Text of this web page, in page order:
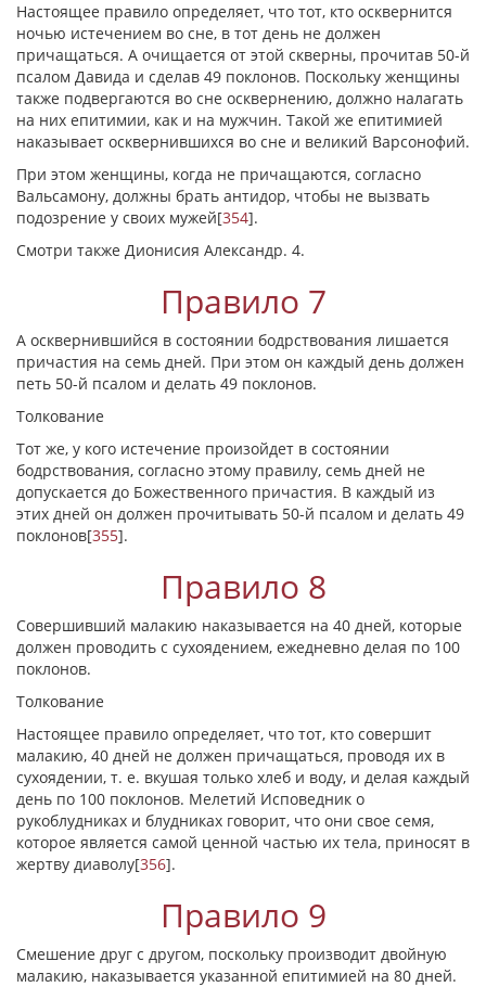
Настоящее правило определяет, что тот, кто осквернится
ночью истечением во сне, в тот день не должен
причащаться. А очищается от этой скверны, прочитав 50-й
псалом Давида и сделав 49 поклонов. Поскольку женщины
также подвергаются во сне осквернению, должно налагать
на них епитимии, как и на мужчин. Такой же епитимией
наказывает осквернившихся во сне и великий Варсонофий.
При этом женщины, когда не причащаются, согласно
Вальсамону, должны брать антидор, чтобы не вызвать
подозрение у своих мужей[354].
Смотри также Дионисия Александр. 4.
Правило 7
А осквернившийся в состоянии бодрствования лишается
причастия на семь дней. При этом он каждый день должен
петь 50-й псалом и делать 49 поклонов.
Толкование
Тот же, у кого истечение произойдет в состоянии
бодрствования, согласно этому правилу, семь дней не
допускается до Божественного причастия. В каждый из
этих дней он должен прочитывать 50-й псалом и делать 49
поклонов[355].
Правило 8
Совершивший малакию наказывается на 40 дней, которые
должен проводить с сухоядением, ежедневно делая по 100
поклонов.
Толкование
Настоящее правило определяет, что тот, кто совершит
малакию, 40 дней не должен причащаться, проводя их в
сухоядении, т. е. вкушая только хлеб и воду, и делая каждый
день по 100 поклонов. Мелетий Исповедник о
рукоблудниках и блудниках говорит, что они свое семя,
которое является самой ценной частью их тела, приносят в
жертву диаволу[356].
Правило 9
Смешение друг с другом, поскольку производит двойную
малакию, наказывается указанной епитимией на 80 дней.